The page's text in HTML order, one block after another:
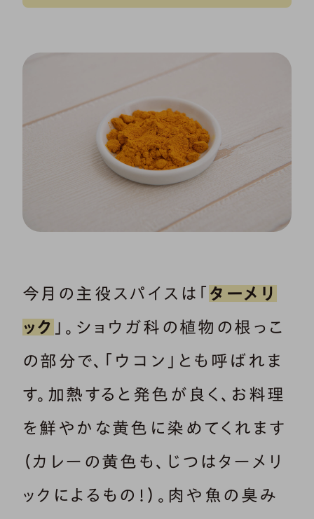
今月の主役スパイスは「 ターメリ
ック 」。ショウガ科の植物の根っこ
の部分で、「ウコン」とも呼ばれま
す。加熱すると発色が良く、お料理
を鮮やかな黄色に染めてくれます
（カレーの黄色も、じつはターメリ
ックによるもの！）。肉や魚の臭み